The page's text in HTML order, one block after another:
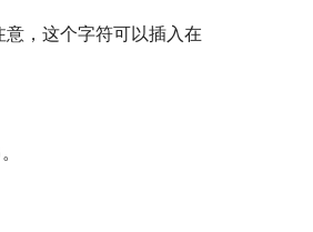
意，这个字符可以插入在